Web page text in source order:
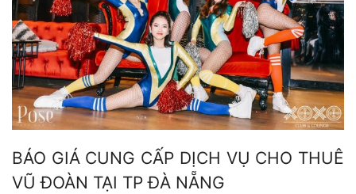
BÁO GIÁ CUNG CẤP DỊCH VỤ CHO THUÊ
VŨ ĐOÀN TẠI TP ĐÀ NẴNG